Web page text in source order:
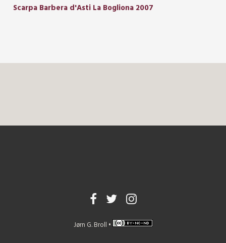
Scarpa Barbera d'Asti La Bogliona 2007
Jørn G. Broll •